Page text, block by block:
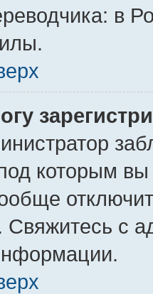
в
которым вы
Свяжитесь с